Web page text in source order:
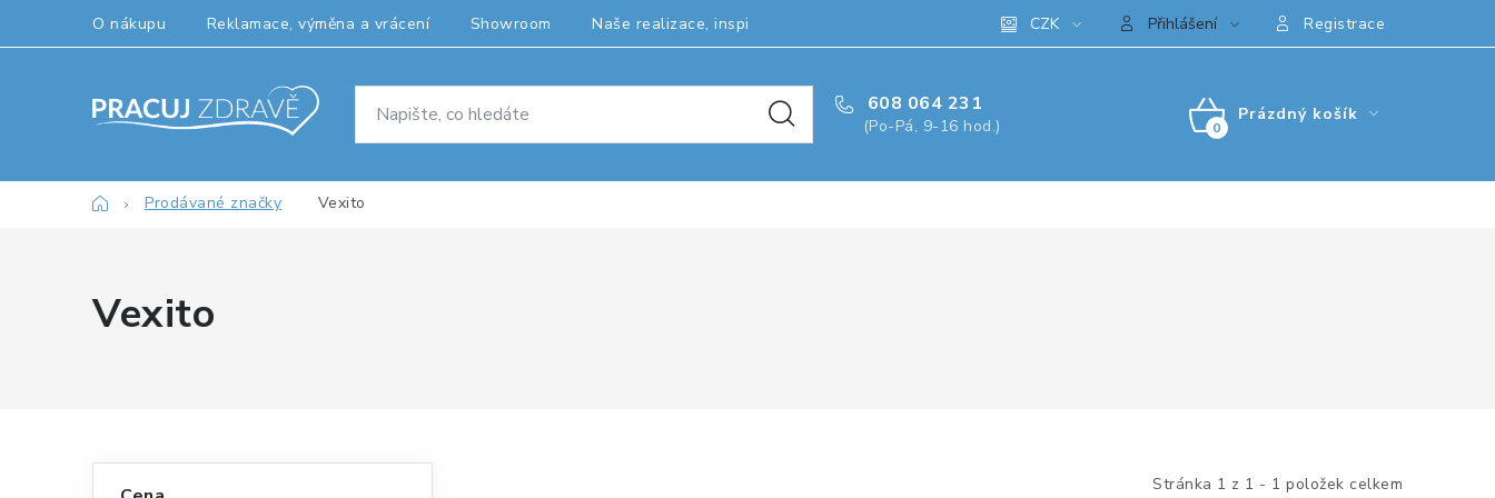
O nákupu Reklamace, výměna a vrácení Showroom Naše realizace, inspirace a návody CZK Přihlášení Registrace
608 064 231
(Po-Pá, 9-16 hod.)
NÁKUPNÍ
Prázdný košík
DomůProdávané značky Vexito
Vexito
Stránka 1 z 1 - 1 položek celkem